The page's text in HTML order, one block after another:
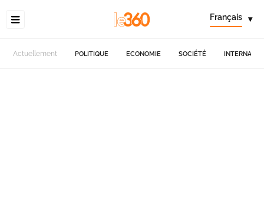
Français ▾
Actuellement POLITIQUE ECONOMIE SOCIÉTÉ